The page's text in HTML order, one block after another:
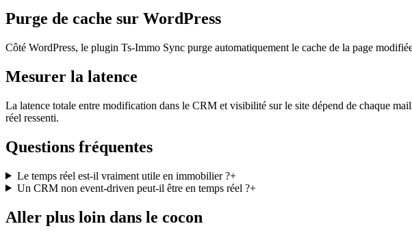
Purge de cache sur WordPress
Côté WordPress, le plugin Ts-Immo Sync purge automatiquement le cache de la page
Mesurer la latence
La latence totale entre modification dans le CRM et visibilité sur le site dépend de chaque
réel ressenti.
Questions fréquentes
Le temps réel est-il vraiment utile en immobilier ?+
Un CRM non event-driven peut-il être en temps réel ?+
Aller plus loin dans le cocon